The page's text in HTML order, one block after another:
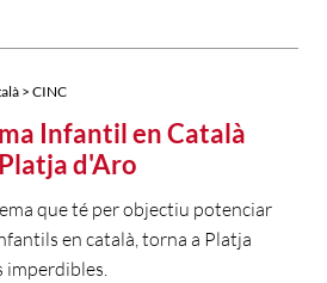
> CINC
Infantil en Català
d'Aro
que té per objectiu potenciar
en català, torna a Platja
imperdibles.